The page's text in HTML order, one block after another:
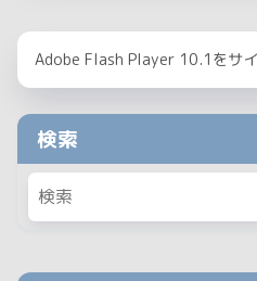
Adobe Flash Player 10.1をサ
検索